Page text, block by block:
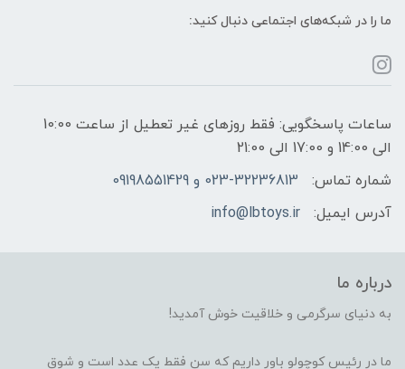
ما را در شبکه‌های اجتماعی دنبال کنید:
ساعات پاسخگویی: فقط روزهای غیر تعطیل از ساعت 10:00
الی 14:00 و 17:00 الی 21:00
شماره تماس:
023-32236813 و 09198551429
آدرس ایمیل:
info@lbtoys.ir
درباره ما
به دنیای سرگرمی و خلاقیت خوش آمدید!
ما در رئیس کوچولو باور داریم که سن فقط یک عدد است و شوقِ